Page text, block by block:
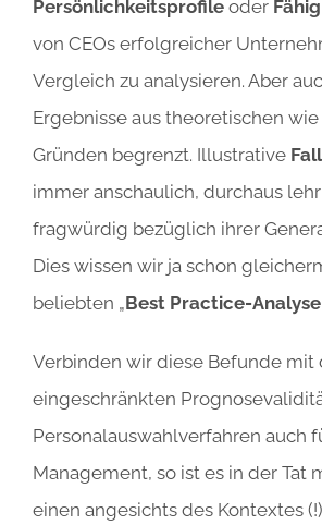
Persönlichkeitsprofile oder
von CEOs erfolgreicher
Vergleich zu analysieren. Aber
Ergebnisse aus theoretischen
Gründen begrenzt. Illustrative
immer anschaulich, durchaus
fragwürdig bezüglich ihrer
Dies wissen wir ja schon
beliebten „Best Practice-
Verbinden wir diese Befunde mit
eingeschränkten
Personalauswahlverfahren auch
Management, so ist es in der Tat
einen angesichts des Kontextes